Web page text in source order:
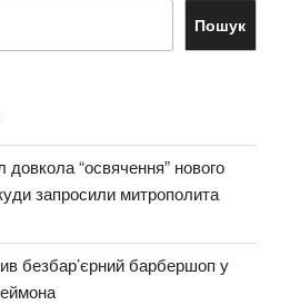
Пошук
“освячення” нового
запросили митрополита
безбар’єрний барбершоп у